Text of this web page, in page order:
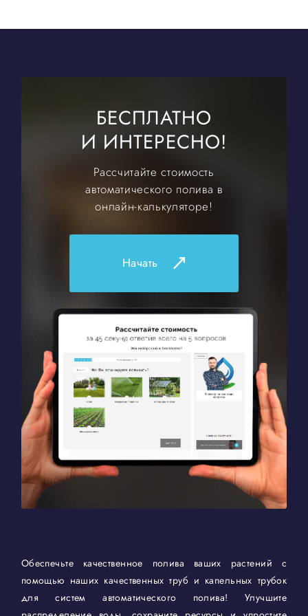
КОНТАКТЫ
БЕСПЛАТНО
И ИНТЕРЕСНО!
Рассчитайте стоимость
автоматического полива в
онлайн-калькуляторе!
Начать
Обеспечьте качественное полива ваших растений с
помощью наших качественных труб и капельных трубок
для систем автоматического полива! Улучшите